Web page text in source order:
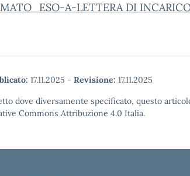
A-LETTERA DI
17.11.2025 - Revisione: 17.11.2025
dove diversamente specificato, questo
Commons Attribuzione 4.0 Italia.